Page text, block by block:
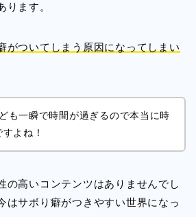
ります。
がついてしまう原因になってしまい
も一瞬で時間が過ぎるので本当に時
よね！
の高いコンテンツはありませんでし
はサボり癖がつきやすい世界になっ